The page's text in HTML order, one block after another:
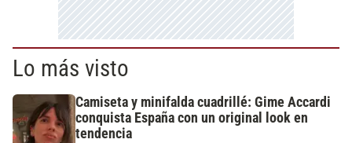
Lo más visto
Camiseta y minifalda cuadrillé: Gime Accardi
conquista España con un original look en
tendencia